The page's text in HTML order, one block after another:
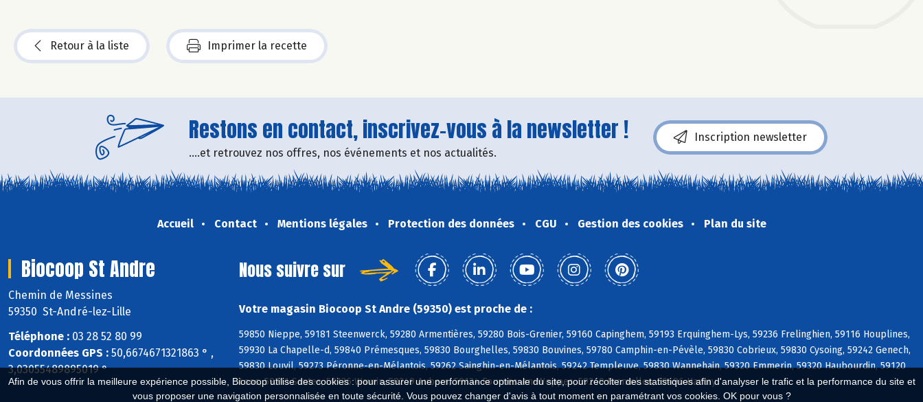
Afin de vous offrir la meilleure expérience possible, Biocoop utilise des cookies : pour assurer une performance optimale du site, pour récolter des statistiques afin d'analyser le trafic et la performance du site et
vous proposer une navigation personnalisée en toute sécurité. Vous pouvez changer d'avis à tout moment en paramétrant vos cookies. OK pour vous ?
Retour à la liste Imprimer la recette
Restons en contact, inscrivez-vous à la newsletter !
....et retrouvez nos offres, nos événements et nos actualités.
Inscription newsletter
Accueil Contact Mentions légales Protection des données CGU Gestion des cookies Plan du site
Biocoop St Andre
Chemin de Messines
59350 St-André-lez-Lille
Téléphone : 03 28 52 80 99
Coordonnées GPS : 50,6674671321863 ° ,
3,03055489895019 °
Nous suivre sur
Votre magasin Biocoop St Andre (59350) est proche de :
59850 Nieppe, 59181 Steenwerck, 59280 Armentières, 59280 Bois-Grenier, 59160 Capinghem, 59193 Erquinghem-Lys, 59236 Frelinghien, 59116 Houplines,
59930 La Chapelle-d, 59840 Prémesques, 59830 Bourghelles, 59830 Bouvines, 59780 Camphin-en-Pévèle, 59830 Cobrieux, 59830 Cysoing, 59242 Genech,
59830 Louvil, 59273 Péronne-en-Mélantois, 59262 Sainghin-en-Mélantois, 59242 Templeuve, 59830 Wannehain, 59320 Emmerin, 59320 Haubourdin, 59120
Loos, 59211 Santes, 59136 Wavrin, 59249 Aubers, 59134 Fournes-en-Weppes, 59249 Fromelles, 59496 Hantay